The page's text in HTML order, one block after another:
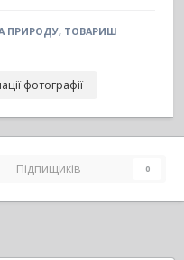
ПРИРОДУ, ТОВАРИШ
фотографії
Підпищиків 0